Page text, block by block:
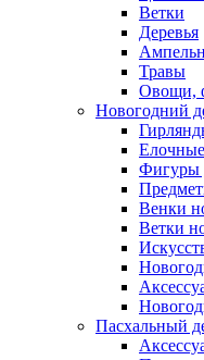
Ветки
Деревья
Травы
Овощи,
Новогодний
Фигуры
Венки
Ветки
Пасхальный